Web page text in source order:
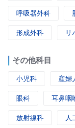
呼吸器外科
形成外科 リ
その他科目
小児科 産婦
眼科 耳鼻咽
放射線科 人